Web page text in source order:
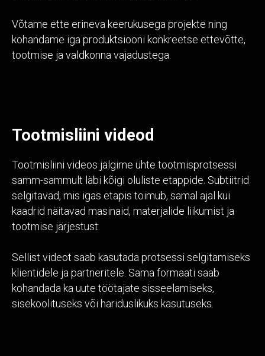
Võtame ette erineva keerukusega projekte ning
kohandame iga produktsiooni konkreetse ettevõtte,
tootmise ja valdkonna vajadustega.
Tootmisliini videod
Tootmisliini videos jälgime ühte tootmisprotsessi
samm-sammult läbi kõigi oluliste etappide. Subtiitrid
selgitavad, mis igas etapis toimub, samal ajal kui
kaadrid näitavad masinaid, materjalide liikumist ja
tootmise järjestust.
Sellist videot saab kasutada protsessi selgitamiseks
klientidele ja partneritele. Sama formaati saab
kohandada ka uute töötajate sisseelamiseks,
sisekoolituseks või hariduslikuks kasutuseks.